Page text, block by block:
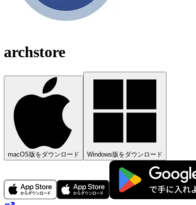
archstore
macOS版をダウンロード Windows版をダウンロード